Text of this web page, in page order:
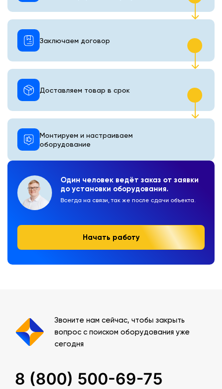
Один человек ведёт заказ от заявки
до установки оборудования.
Всегда на связи, так же после сдачи объекта.
Начать работу
Монтируем и настраиваем
оборудование
Доставляем товар в срок
Заключаем договор
Звоните нам сейчас, чтобы закрыть
вопрос с поиском оборудования уже
сегодня
8 (800) 500-69-75